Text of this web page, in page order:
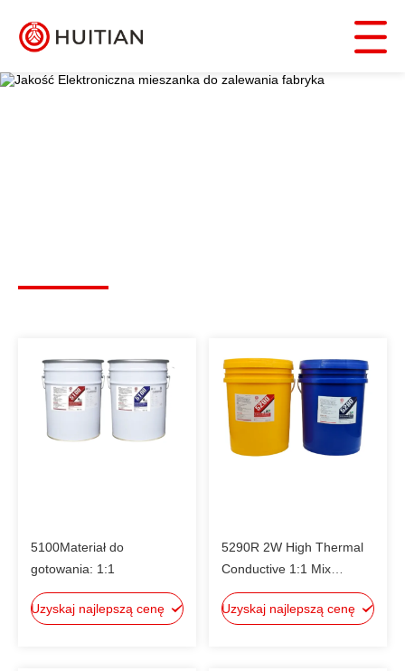
5100Materiał do
gotowania: 1:1
Uzyskaj najlepszą cenę
5290R 2W High Thermal
Conductive 1:1 Mix
Red/White Silicone,
UL94V-0, -50°C To 200°C
Uzyskaj najlepszą cenę